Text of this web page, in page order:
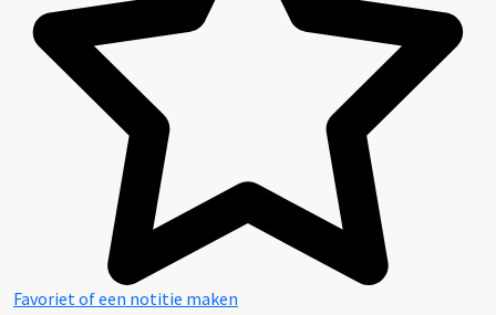
Favoriet of een notitie maken